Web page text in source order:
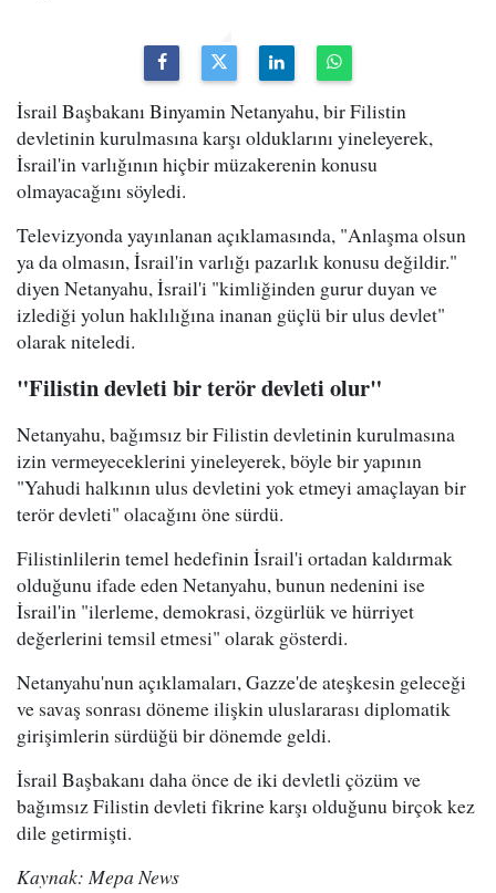
İsrail Başbakanı Binyamin Netanyahu, bir Filistin
devletinin kurulmasına karşı olduklarını yineleyerek,
İsrail'in varlığının hiçbir müzakerenin konusu
olmayacağını söyledi.
Televizyonda yayınlanan açıklamasında, "Anlaşma olsun
ya da olmasın, İsrail'in varlığı pazarlık konusu değildir."
diyen Netanyahu, İsrail'i "kimliğinden gurur duyan ve
izlediği yolun haklılığına inanan güçlü bir ulus devlet"
olarak niteledi.
"Filistin devleti bir terör devleti olur"
Netanyahu, bağımsız bir Filistin devletinin kurulmasına
izin vermeyeceklerini yineleyerek, böyle bir yapının
"Yahudi halkının ulus devletini yok etmeyi amaçlayan bir
terör devleti" olacağını öne sürdü.
Filistinlilerin temel hedefinin İsrail'i ortadan kaldırmak
olduğunu ifade eden Netanyahu, bunun nedenini ise
İsrail'in "ilerleme, demokrasi, özgürlük ve hürriyet
değerlerini temsil etmesi" olarak gösterdi.
Netanyahu'nun açıklamaları, Gazze'de ateşkesin geleceği
ve savaş sonrası döneme ilişkin uluslararası diplomatik
girişimlerin sürdüğü bir dönemde geldi.
İsrail Başbakanı daha önce de iki devletli çözüm ve
bağımsız Filistin devleti fikrine karşı olduğunu birçok kez
dile getirmişti.
Kaynak: Mepa News